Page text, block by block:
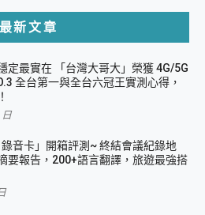
最新文章
定最實在 「台灣大哥大」榮獲 4G/5G
全台第一與全台六冠王實測心得，
錄音卡」開箱評測~ 終結會議紀錄地
要報告，200+語言翻譯，旅遊最強搭